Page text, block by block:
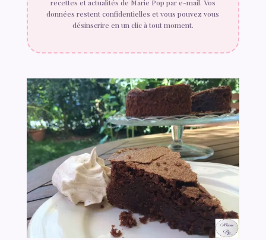
recettes et actualités de Marie Pop par e-mail. Vos
données restent confidentielles et vous pouvez vous
désinscrire en un clic à tout moment.